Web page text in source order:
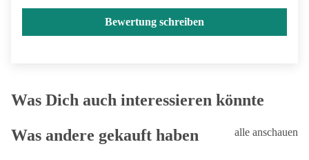
Bewertung schreiben
Was Dich auch interessieren könnte
Was andere gekauft haben
alle anschauen